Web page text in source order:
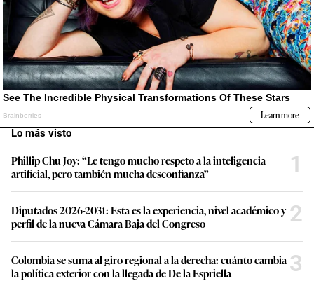
Lo más visto
Phillip Chu Joy: “Le tengo mucho respeto a la inteligencia
artificial, pero también mucha desconfianza”
1
Diputados 2026-2031: Esta es la experiencia, nivel académico y
perfil de la nueva Cámara Baja del Congreso
2
Colombia se suma al giro regional a la derecha: cuánto cambia
la política exterior con la llegada de De la Espriella
3